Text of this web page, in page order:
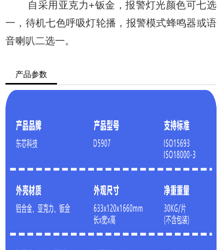
自 采用亚克力+钣金，报警灯光颜色可七选
一，待机七色呼吸灯轮播，报警模式蜂鸣器或语
音喇叭二选一。
产品参数